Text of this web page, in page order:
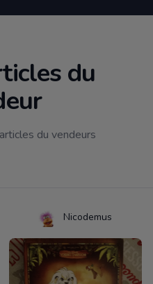
du
du vendeurs
Nicodemus